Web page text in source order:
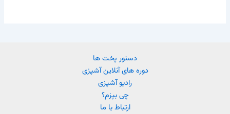
دستور پخت ها
دوره های آنلاین آشپزی
رادیو آشپزی
چی بپزم؟
ارتباط با ما